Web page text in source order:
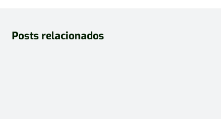
Posts relacionados